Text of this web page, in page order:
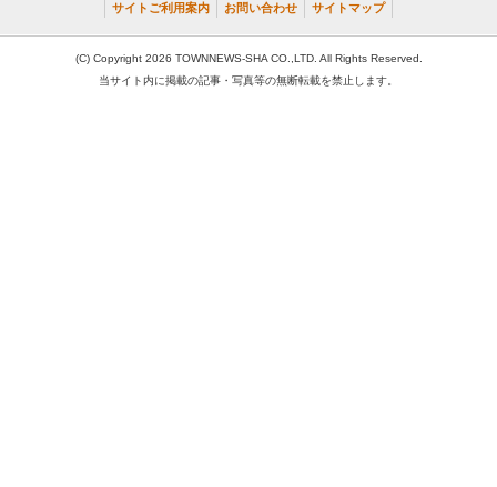
サイトご利用案内 お問い合わせ サイトマップ
(C) Copyright 2026 TOWNNEWS-SHA CO.,LTD. All Rights Reserved.
当サイト内に掲載の記事・写真等の無断転載を禁止します。